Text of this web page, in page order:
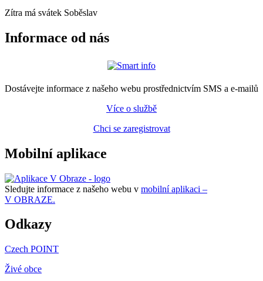
Zítra má svátek Soběslav
Informace od nás
Dostávejte informace z našeho webu prostřednictvím SMS a e-mailů
Více o službě
Chci se zaregistrovat
Mobilní aplikace
Sledujte informace z našeho webu v mobilní aplikaci –
V OBRAZE.
Odkazy
Czech POINT
Živé obce